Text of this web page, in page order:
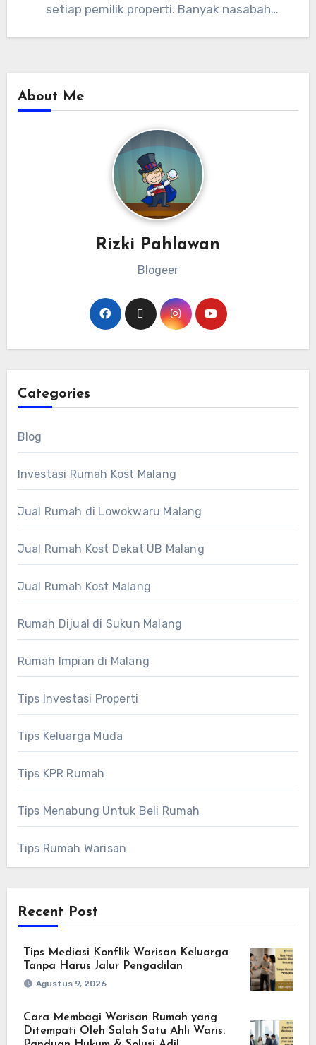
setiap pemilik properti. Banyak nasabah
About Me
Rizki Pahlawan
Blogeer
Categories
Blog
Investasi Rumah Kost Malang
Jual Rumah di Lowokwaru Malang
Jual Rumah Kost Dekat UB Malang
Jual Rumah Kost Malang
Rumah Dijual di Sukun Malang
Rumah Impian di Malang
Tips Investasi Properti
Tips Keluarga Muda
Tips KPR Rumah
Tips Menabung Untuk Beli Rumah
Tips Rumah Warisan
Recent Post
Tips Mediasi Konflik Warisan Keluarga
Tanpa Harus Jalur Pengadilan
Agustus 9, 2026
Cara Membagi Warisan Rumah yang
Ditempati Oleh Salah Satu Ahli Waris: